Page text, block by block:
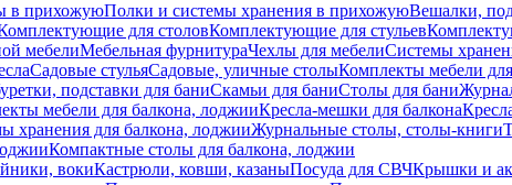
в прихожуюПолки и системы хранения в прихожуюВешалки,
для столовКомплектующие для стульев
мебелиМебельная фурнитураЧехлы для мебелиСистемы
Садовые стульяСадовые, уличные столыКомплекты мебели для
подставки для баниСкамьи для баниСтолы для бани
мебели для балкона, лоджииКресла-мешки для балкона
хранения для балкона, лоджииЖурнальные столы, столы-книги
Компактные столы для балкона, лоджии
вокиКастрюли, ковши, казаныПосуда для СВЧКрышки и